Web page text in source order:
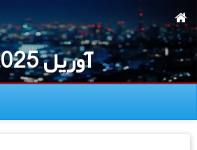
به
محتوای
اصلی
آوریل 2025